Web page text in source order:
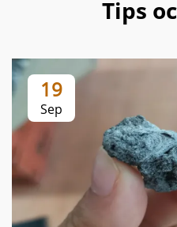
Tips
19
Sep